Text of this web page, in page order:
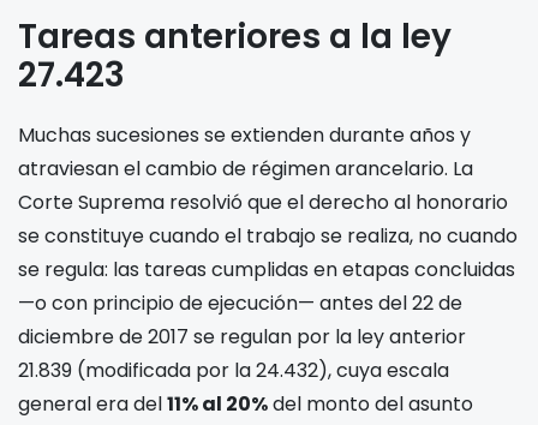
Tareas anteriores a la ley
27.423
Muchas sucesiones se extienden durante años y
atraviesan el cambio de régimen arancelario. La
Corte Suprema resolvió que el derecho al honorario
se constituye cuando el trabajo se realiza, no cuando
se regula: las tareas cumplidas en etapas concluidas
—o con principio de ejecución— antes del 22 de
diciembre de 2017 se regulan por la ley anterior
21.839 (modificada por la 24.432), cuya escala
general era del11% al 20%del monto del asunto